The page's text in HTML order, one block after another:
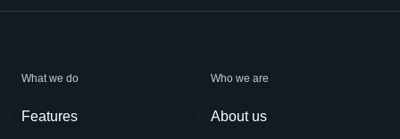
What we do
Features
Who we are
About us